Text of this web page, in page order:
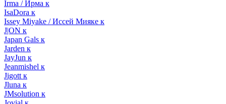
Irma / Ирма к
IsaDora к
Issey Miyake / Иссей Мияке к
J|ON к
Japan Gals к
Jarden к
JayJun к
Jeanmishel к
Jigott к
Jluna к
JMsolution к